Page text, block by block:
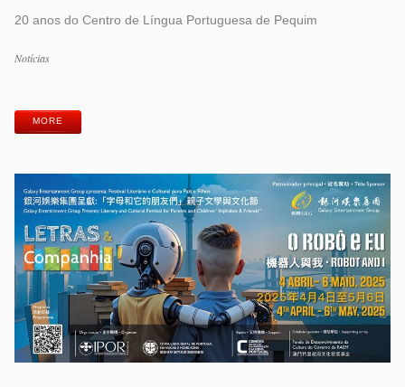
20 anos do Centro de Língua Portuguesa de Pequim
Categorias
Notícias
MORE